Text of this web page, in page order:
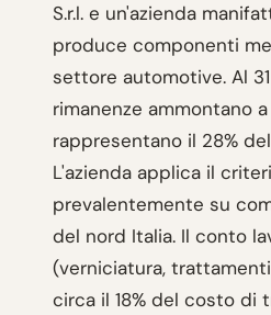
S.r.l. e un'azienda
produce componenti
settore automotive. Al
rimanenze ammontano a
rappresentano il 28%
L'azienda applica il
prevalentemente su
del nord Italia. Il conto
(verniciatura,
circa il 18% del costo di